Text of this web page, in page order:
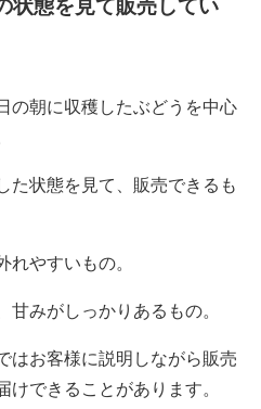
状態を見て販売してい
の朝に収穫したぶどうを中心
た状態を見て、販売できるも
れやすいもの。
甘みがしっかりあるもの。
はお客様に説明しながら販売
けできることがあります。